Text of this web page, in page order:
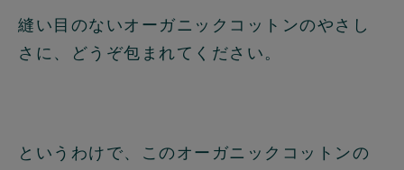
縫い目のないオーガニックコットンのやさし
さに、どうぞ包まれてください。
というわけで、このオーガニックコットンの